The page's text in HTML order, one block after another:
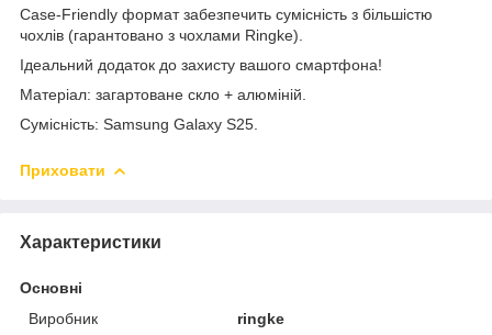
Case-Friendly формат забезпечить сумісність з більшістю
чохлів (гарантовано з чохлами Ringke).
Ідеальний додаток до захисту вашого смартфона!
Матеріал: загартоване скло + алюміній.
Сумісність: Samsung Galaxy S25.
Приховати
Характеристики
Основні
Виробник
ringke